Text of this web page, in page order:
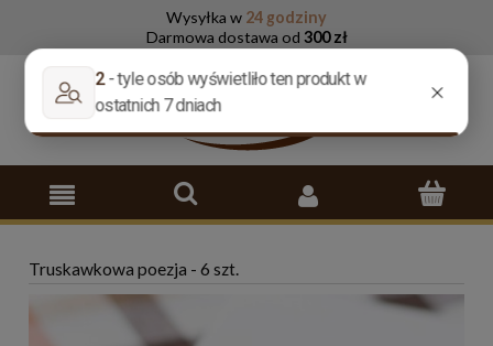
Wysyłka w 24 godziny
Darmowa dostawa od 300 zł
Truskawkowa poezja - 6 szt.